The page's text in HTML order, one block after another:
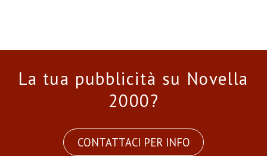
La tua pubblicità su Novella
2000?
CONTATTACI PER INFO